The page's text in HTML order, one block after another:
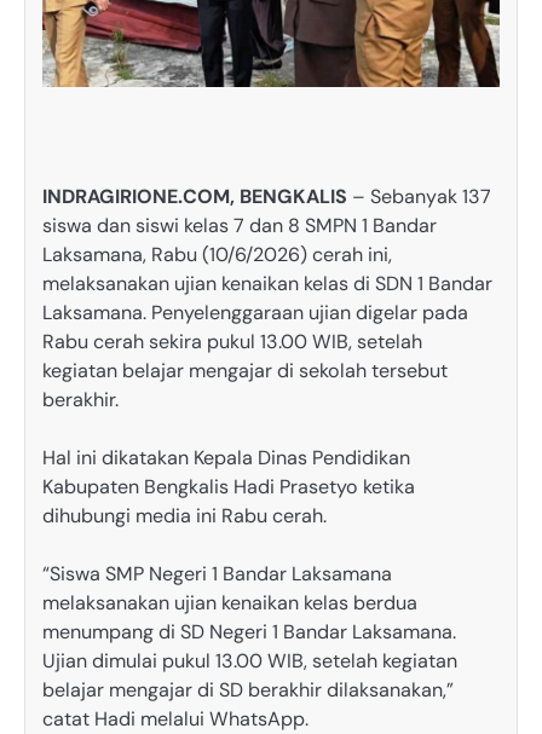
INDRAGIRIONE.COM, BENGKALIS – Sebanyak 137
siswa dan siswi kelas 7 dan 8 SMPN 1 Bandar
Laksamana, Rabu (10/6/2026) cerah ini,
melaksanakan ujian kenaikan kelas di SDN 1 Bandar
Laksamana. Penyelenggaraan ujian digelar pada
Rabu cerah sekira pukul 13.00 WIB, setelah
kegiatan belajar mengajar di sekolah tersebut
berakhir.
Hal ini dikatakan Kepala Dinas Pendidikan
Kabupaten Bengkalis Hadi Prasetyo ketika
dihubungi media ini Rabu cerah.
“Siswa SMP Negeri 1 Bandar Laksamana
melaksanakan ujian kenaikan kelas berdua
menumpang di SD Negeri 1 Bandar Laksamana.
Ujian dimulai pukul 13.00 WIB, setelah kegiatan
belajar mengajar di SD berakhir dilaksanakan,”
catat Hadi melalui WhatsApp.